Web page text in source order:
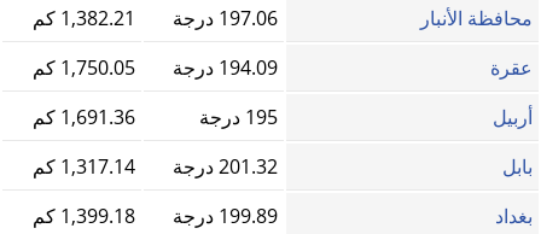
محافظة الأنبار
197.06 درجة
1,382.21 كم
عقرة
194.09 درجة
1,750.05 كم
أربيل
195 درجة
1,691.36 كم
بابل
201.32 درجة
1,317.14 كم
بغداد
199.89 درجة
1,399.18 كم